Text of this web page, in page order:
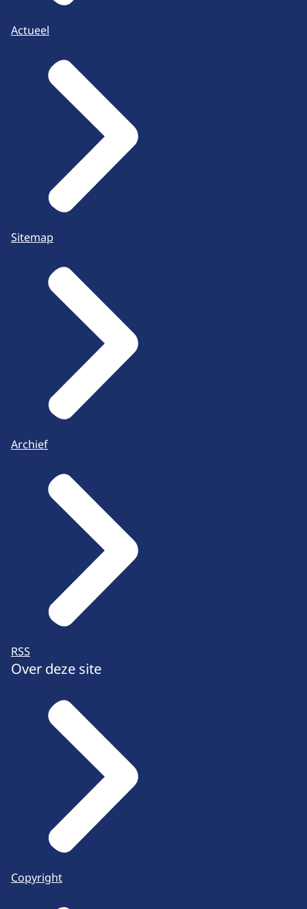
Actueel
Sitemap
Archief
RSS
Over deze site
Copyright